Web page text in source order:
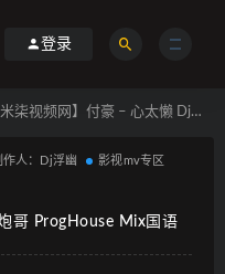
登录
视频网】付豪 – 心太懒 Dj炮哥 ProgHouse Mix国语男) 影视 [www.mqmix.com].mp4
作人：Dj浮幽 影视mv专区
哥 ProgHouse Mix国语